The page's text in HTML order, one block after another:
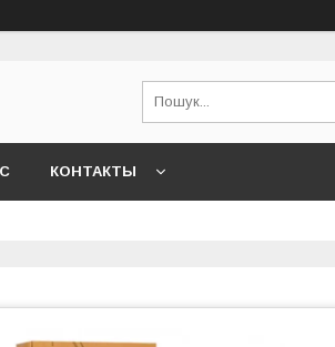
КОНТАКТЫ